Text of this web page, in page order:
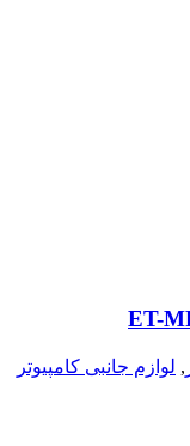
, لوازم جانبی کامپیوتر